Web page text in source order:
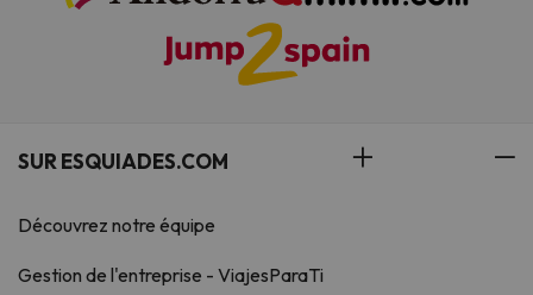
SUR ESQUIADES.COM
Découvrez notre équipe
Gestion de l'entreprise - ViajesParaTi